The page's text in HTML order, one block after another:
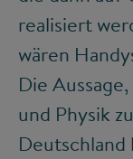
realisiert
wären
Die
und Physik
Deutschland